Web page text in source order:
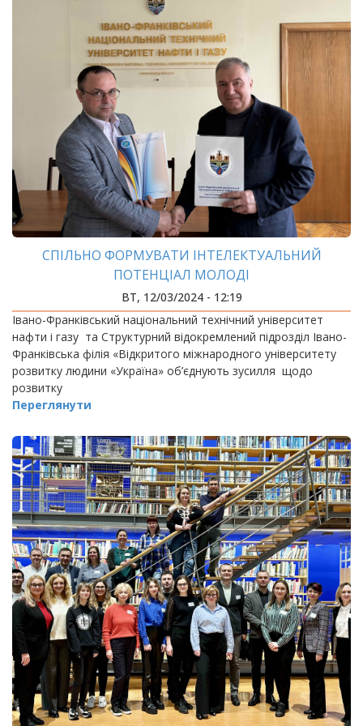
СПІЛЬНО ФОРМУВАТИ ІНТЕЛЕКТУАЛЬНИЙ
ПОТЕНЦІАЛ МОЛОДІ
ВТ, 12/03/2024 - 12:19
Івано-Франківський національний технічний університет
нафти і газу та Структурний відокремлений підрозділ Івано-
Франківська філія «Відкритого міжнародного університету
розвитку людини «Україна» об’єднують зусилля щодо
розвитку
Переглянути